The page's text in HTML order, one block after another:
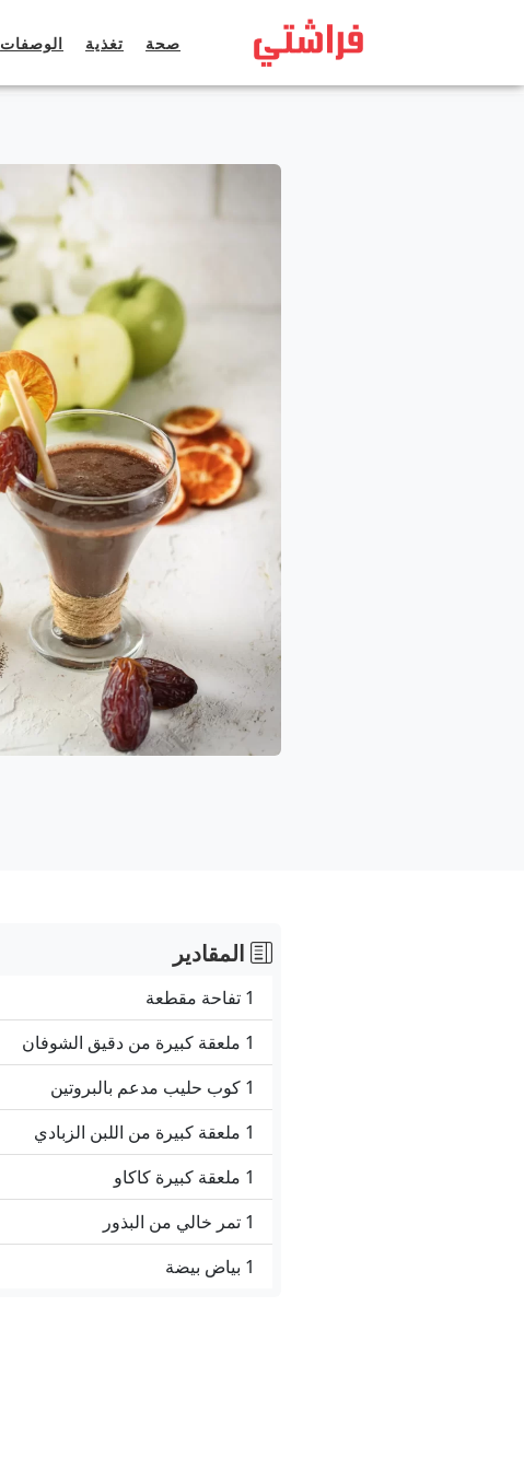
صحة تغذية الوصفات
المقادير
1 تفاحة مقطعة
1 ملعقة كبيرة من دقيق الشوفان
1 كوب حليب مدعم بالبروتين
1 ملعقة كبيرة من اللبن الزبادي
1 ملعقة كبيرة كاكاو
1 تمر خالي من البذور
1 بياض بيضة